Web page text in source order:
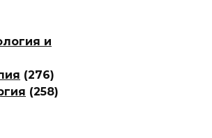
и
(276)
(258)